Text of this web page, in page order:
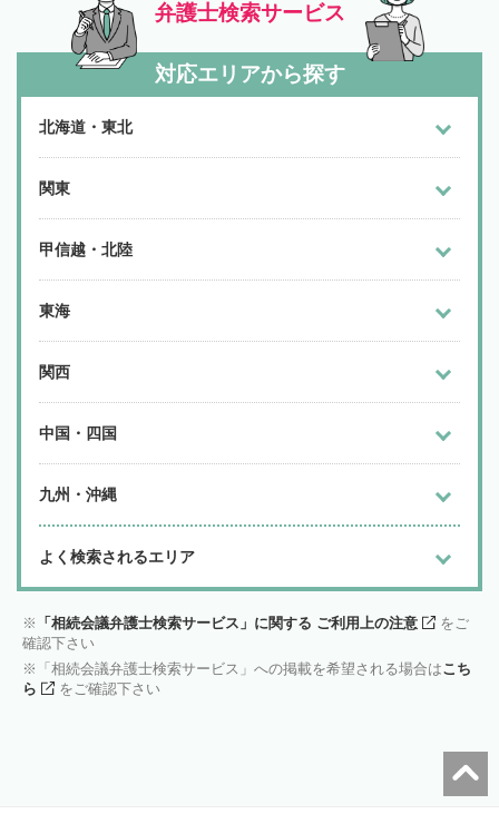
弁護士検索サービス
対応エリアから探す
北海道・東北
関東
甲信越・北陸
東海
関西
中国・四国
九州・沖縄
よく検索されるエリア
「相続会議弁護士検索サービス」に関する ご利用上の注意
をご
確認下さい
「相続会議弁護士検索サービス」への掲載を希望される場合はこち
ら
をご確認下さい